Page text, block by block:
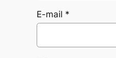
E-mail *